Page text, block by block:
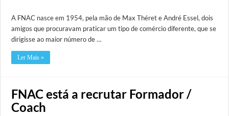
A FNAC nasce em 1954, pela mão de Max Théret e André Essel, dois
amigos que procuravam praticar um tipo de comércio diferente, que se
dirigisse ao maior número de …
Ler Mais »
FNAC está a recrutar Formador /
Coach